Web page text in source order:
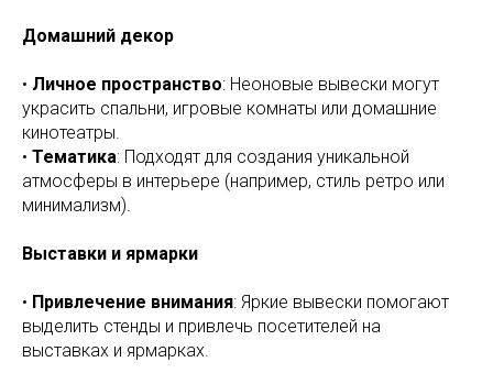
Домашний декор
• Личное пространство: Неоновые вывески могут
украсить спальни, игровые комнаты или домашние
кинотеатры.
• Тематика: Подходят для создания уникальной
атмосферы в интерьере (например, стиль ретро или
минимализм).
Выставки и ярмарки
• Привлечение внимания: Яркие вывески помогают
выделить стенды и привлечь посетителей на
выставках и ярмарках.